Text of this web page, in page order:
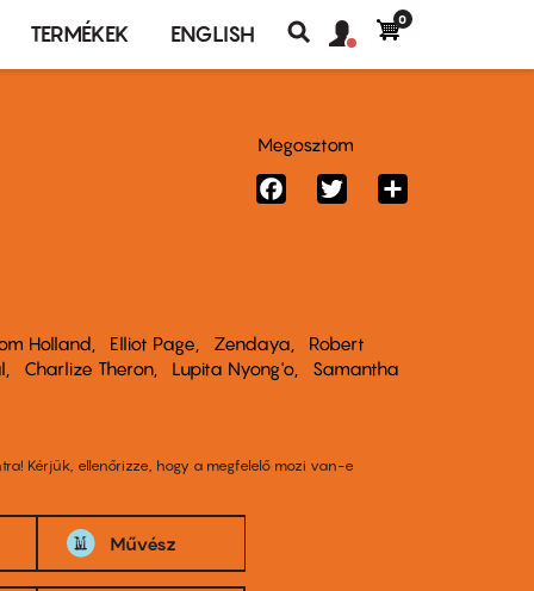
TERMÉKEK ENGLISH
Keresés
fiók
Felhasználói
0
Holland Elliot Page Zendaya
Robert
Charlize Theron Lupita Nyong'o
Samantha
Kérjük, ellenőrizze, hogy a megfelelő mozi van-e
Művész
Megosztom
FacebookTwitter